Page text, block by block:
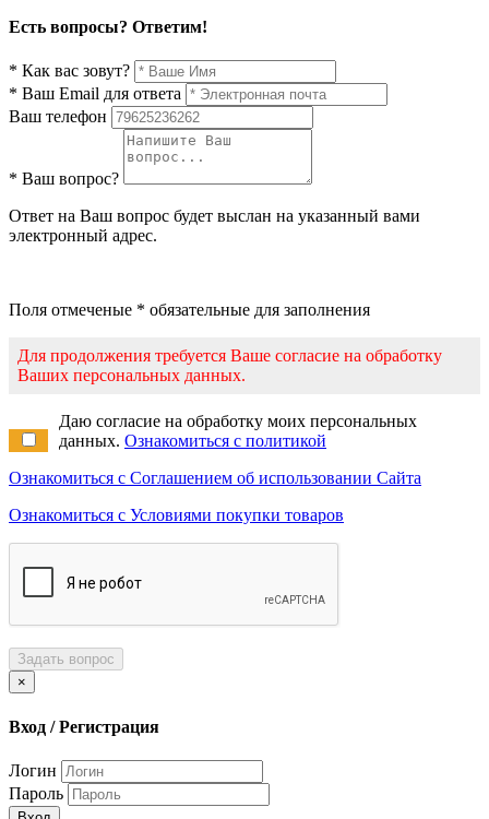
Есть вопросы? Ответим!
* Как вас зовут?
* Ваш Email для ответа
Ваш телефон
* Ваш вопрос?
Ответ на Ваш вопрос будет выслан на указанный вами
электронный адрес.
Поля отмеченые * обязательные для заполнения
Для продолжения требуется Ваше согласие на обработку
Ваших персональных данных.
Даю согласие на обработку моих персональных
данных. Ознакомиться с политикой
Ознакомиться с Соглашением об использовании Сайта
Ознакомиться с Условиями покупки товаров
Задать вопрос
×
Вход / Регистрация
Логин
Пароль